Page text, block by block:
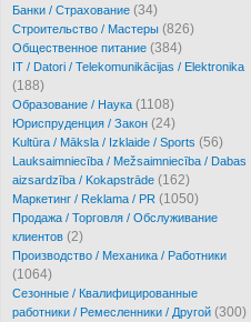
Банки / Страхование (34)
Cтроительство / Мастеры (826)
Oбщественное питание (384)
IT / Datori / Telekomunikācijas / Elektronika
(188)
Образование / Наука (1108)
Юриспруденция / Закон (24)
Kultūra / Māksla / Izklaide / Sports (56)
Lauksaimniecība / Mežsaimniecība / Dabas
aizsardzība / Kokapstrāde (162)
Маркетинг / Reklama / PR (1050)
Продажа / Торговля / Обслуживание
клиентов (2)
Производство / Механика / Работники
(1064)
Сезонные / Квалифицированные
работники / Ремесленники / Другой (300)